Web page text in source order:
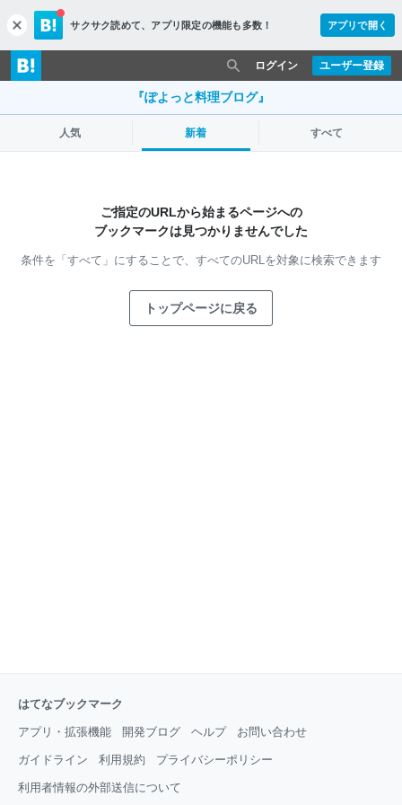
c
l
o
s
サクサク読めて、 アプリ限定の機能も多数！ アプリで開く
ユーザー登録
ログイン
『ぽよっと料理ブログ』
人気 新着 すべて
ご指定のURLから始まるページへの
ブックマークは見つかりませんでした
条件を「すべて」にすることで、 すべてのURLを対象に検索できます
トップページに戻る
はてなブックマーク
アプリ・拡張機能 開発ブログ ヘルプ お問い合わせ
ガイドライン 利用規約 プライバシーポリシー
利用者情報の外部送信について